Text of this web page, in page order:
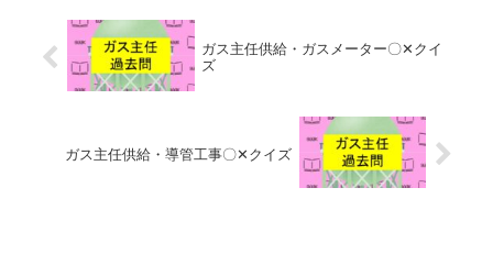
ガス主任供給・ガスメーター〇✕クイ
ズ
ガス主任供給・導管工事〇✕クイズ